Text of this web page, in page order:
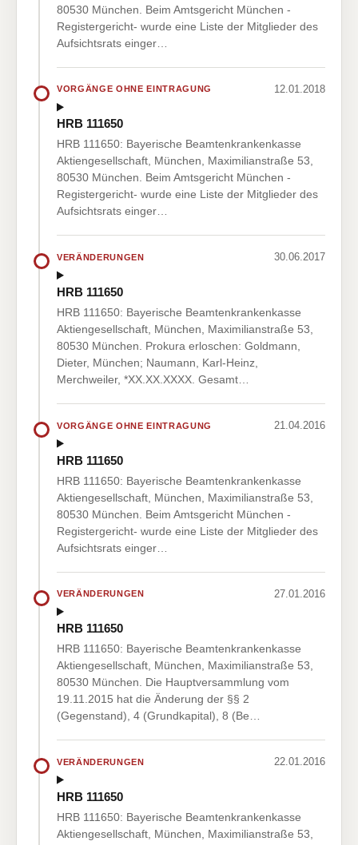
80530 München. Beim Amtsgericht München -
Registergericht- wurde eine Liste der Mitglieder des
Aufsichtsrats einger…
VORGÄNGE OHNE EINTRAGUNG 12.01.2018
HRB 111650
HRB 111650: Bayerische Beamtenkrankenkasse
Aktiengesellschaft, München, Maximilianstraße 53,
80530 München. Beim Amtsgericht München -
Registergericht- wurde eine Liste der Mitglieder des
Aufsichtsrats einger…
VERÄNDERUNGEN 30.06.2017
HRB 111650
HRB 111650: Bayerische Beamtenkrankenkasse
Aktiengesellschaft, München, Maximilianstraße 53,
80530 München. Prokura erloschen: Goldmann,
Dieter, München; Naumann, Karl-Heinz,
Merchweiler, *XX.XX.XXXX. Gesamt…
VORGÄNGE OHNE EINTRAGUNG 21.04.2016
HRB 111650
HRB 111650: Bayerische Beamtenkrankenkasse
Aktiengesellschaft, München, Maximilianstraße 53,
80530 München. Beim Amtsgericht München -
Registergericht- wurde eine Liste der Mitglieder des
Aufsichtsrats einger…
VERÄNDERUNGEN 27.01.2016
HRB 111650
HRB 111650: Bayerische Beamtenkrankenkasse
Aktiengesellschaft, München, Maximilianstraße 53,
80530 München. Die Hauptversammlung vom
19.11.2015 hat die Änderung der §§ 2
(Gegenstand), 4 (Grundkapital), 8 (Be…
VERÄNDERUNGEN 22.01.2016
HRB 111650
HRB 111650: Bayerische Beamtenkrankenkasse
Aktiengesellschaft, München, Maximilianstraße 53,